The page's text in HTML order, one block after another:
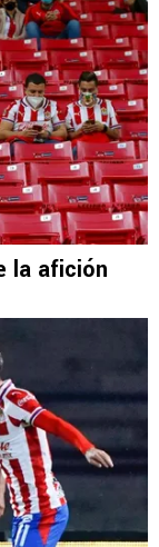
la afición